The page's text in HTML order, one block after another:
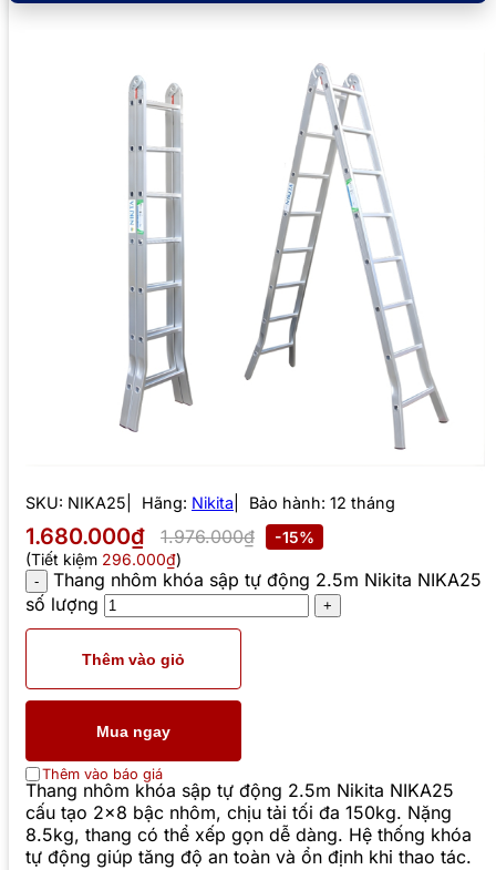
SKU: NIKA25 Hãng: Nikita Bảo hành: 12 tháng
1.680.000₫ 1.976.000₫
-15%
(Tiết kiệm 296.000₫)
Thang nhôm khóa sập tự động 2.5m Nikita NIKA25
số lượng
Thêm vào giỏ
Mua ngay
Thêm vào báo giá
Thang nhôm khóa sập tự động 2.5m Nikita NIKA25
cấu tạo 2×8 bậc nhôm, chịu tải tối đa 150kg. Nặng
8.5kg, thang có thể xếp gọn dễ dàng. Hệ thống khóa
tự động giúp tăng độ an toàn và ổn định khi thao tác.